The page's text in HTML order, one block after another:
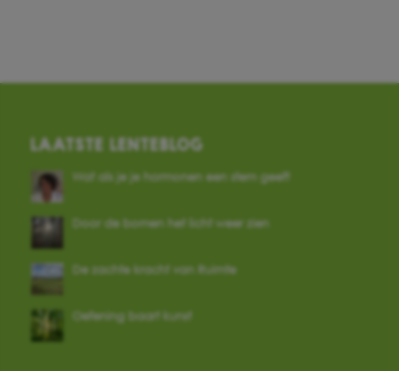
LAATSTE LENTEBLOG
Wat als je je hormonen een stem geeft
Door de bomen het licht weer zien
De zachte kracht van Ruimte
Oefening baart kunst